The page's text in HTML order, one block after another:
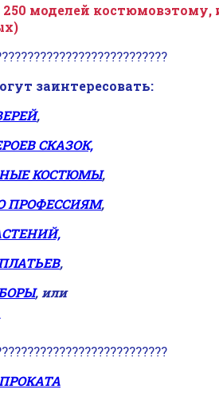
моделей
заинтересовать:
,
СКАЗОК,
КОСТЮМЫ,
ПРОФЕССИЯМ,
,
, или